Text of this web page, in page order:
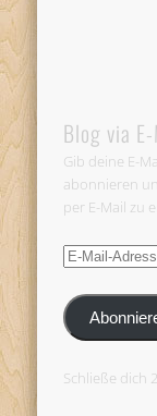
Blog via
Gib deine E-
abonnieren
per E-Mail zu
E-
Adresse
Schließe dich